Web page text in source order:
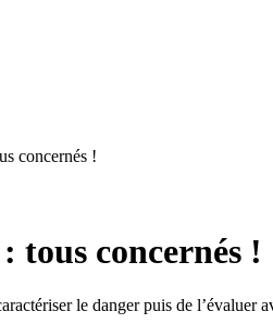
concernés !
tous concernés !
le danger puis de l’évaluer